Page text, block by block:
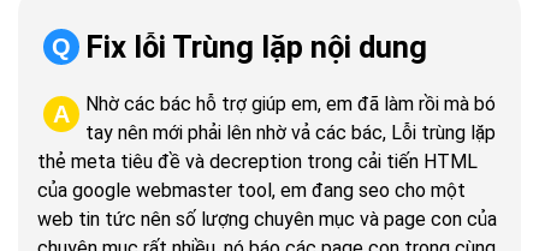
Q Fix lỗi Trùng lặp nội dung
A
Nhờ các bác hỗ trợ giúp em, em đã làm rồi mà bó
tay nên mới phải lên nhờ vả các bác, Lỗi trùng lặp
thẻ meta tiêu đề và decreption trong cải tiến HTML
của google webmaster tool, em đang seo cho một
web tin tức nên số lượng chuyên mục và page con của